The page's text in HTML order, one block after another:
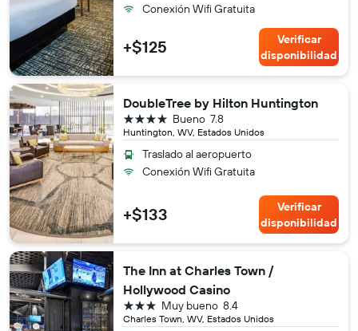
Conexión Wifi Gratuita
+$125
Verificar
disponibilidad
DoubleTree by Hilton Huntington
Huntington, WV, Estados Unidos
7.8
Bueno
4 estrellas
Traslado al aeropuerto
Conexión Wifi Gratuita
+$133
Verificar
disponibilidad
The Inn at Charles Town /
Hollywood Casino
Charles Town, WV, Estados Unidos
8.4
Muy bueno
3 estrellas